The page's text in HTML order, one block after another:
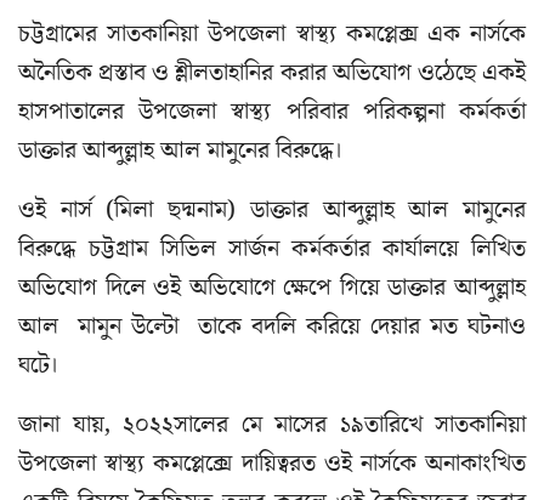
চট্টগ্রামের সাতকানিয়া উপজেলা স্বাস্থ্য কমপ্লেক্স এক নার্সকে
অনৈতিক প্রস্তাব ও শ্লীলতাহানির করার অভিযোগ ওঠেছে একই
হাসপাতালের উপজেলা স্বাস্থ্য পরিবার পরিকল্পনা কর্মকর্তা
ডাক্তার আব্দুল্লাহ আল মামুনের বিরুদ্ধে।
ওই নার্স (মিলা ছদ্মনাম) ডাক্তার আব্দুল্লাহ আল মামুনের
বিরুদ্ধে চট্টগ্রাম সিভিল সার্জন কর্মকর্তার কার্যালয়ে লিখিত
অভিযোগ দিলে ওই অভিযোগে ক্ষেপে গিয়ে ডাক্তার আব্দুল্লাহ
আল মামুন উল্টো তাকে বদলি করিয়ে দেয়ার মত ঘটনাও
ঘটে।
জানা যায়, ২০২২সালের মে মাসের ১৯তারিখে সাতকানিয়া
উপজেলা স্বাস্থ্য কমপ্লেক্সে দায়িত্বরত ওই নার্সকে অনাকাংখিত